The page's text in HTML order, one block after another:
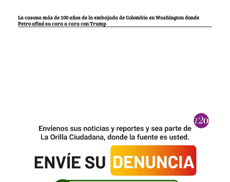
La casona más de 100 años de la embajada de Colombia en Washington donde
Petro afinó su cara a cara con Trump